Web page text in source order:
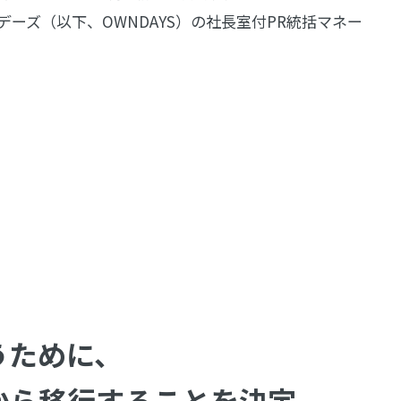
ズ（以下、OWNDAYS）の社長室付PR統括マネー
めに、